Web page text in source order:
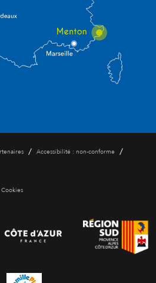
/ Accessibilité : non-conforme /
Cookies